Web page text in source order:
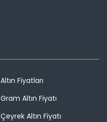
Altın Fiyatları
Gram Altın Fiyatı
Çeyrek Altın Fiyatı